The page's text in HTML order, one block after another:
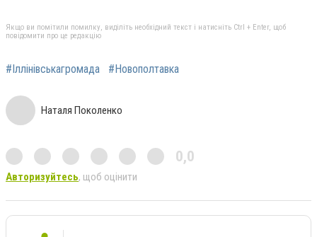
Якщо ви помітили помилку, виділіть необхідний текст і натисніть Ctrl + Enter, щоб
повідомити про це редакцію
#Іллінівськагромада #Новополтавка
Наталя Поколенко
0,0
Авторизуйтесь, щоб оцінити